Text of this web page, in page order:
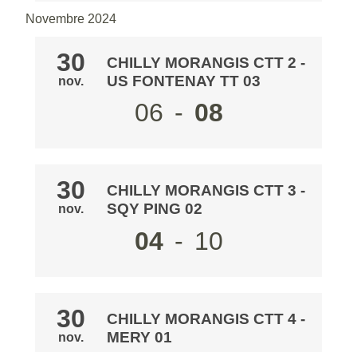
Novembre 2024
30
nov.
CHILLY MORANGIS CTT 2 -
US FONTENAY TT 03
06 - 08
30
nov.
CHILLY MORANGIS CTT 3 -
SQY PING 02
04 - 10
30
nov.
CHILLY MORANGIS CTT 4 -
MERY 01